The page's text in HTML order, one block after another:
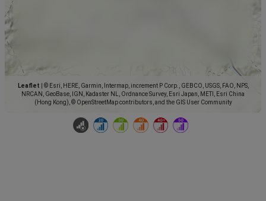
Leaflet
© Esri, HERE, Garmin, Intermap, increment P Corp., GEBCO, USGS, FAO, NPS,
NRCAN, GeoBase, IGN, Kadaster NL, Ordnance Survey, Esri Japan, METI, Esri China
(Hong Kong), © OpenStreetMap contributors, and the GIS User Community